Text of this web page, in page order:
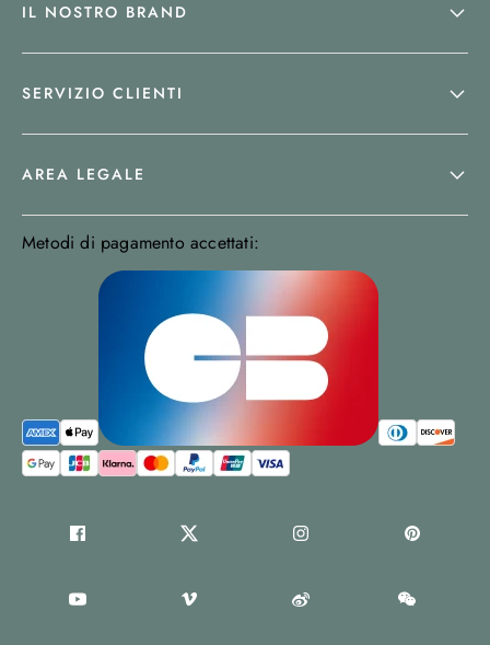
IL NOSTRO BRAND
SERVIZIO CLIENTI
AREA LEGALE
Metodi di pagamento accettati: